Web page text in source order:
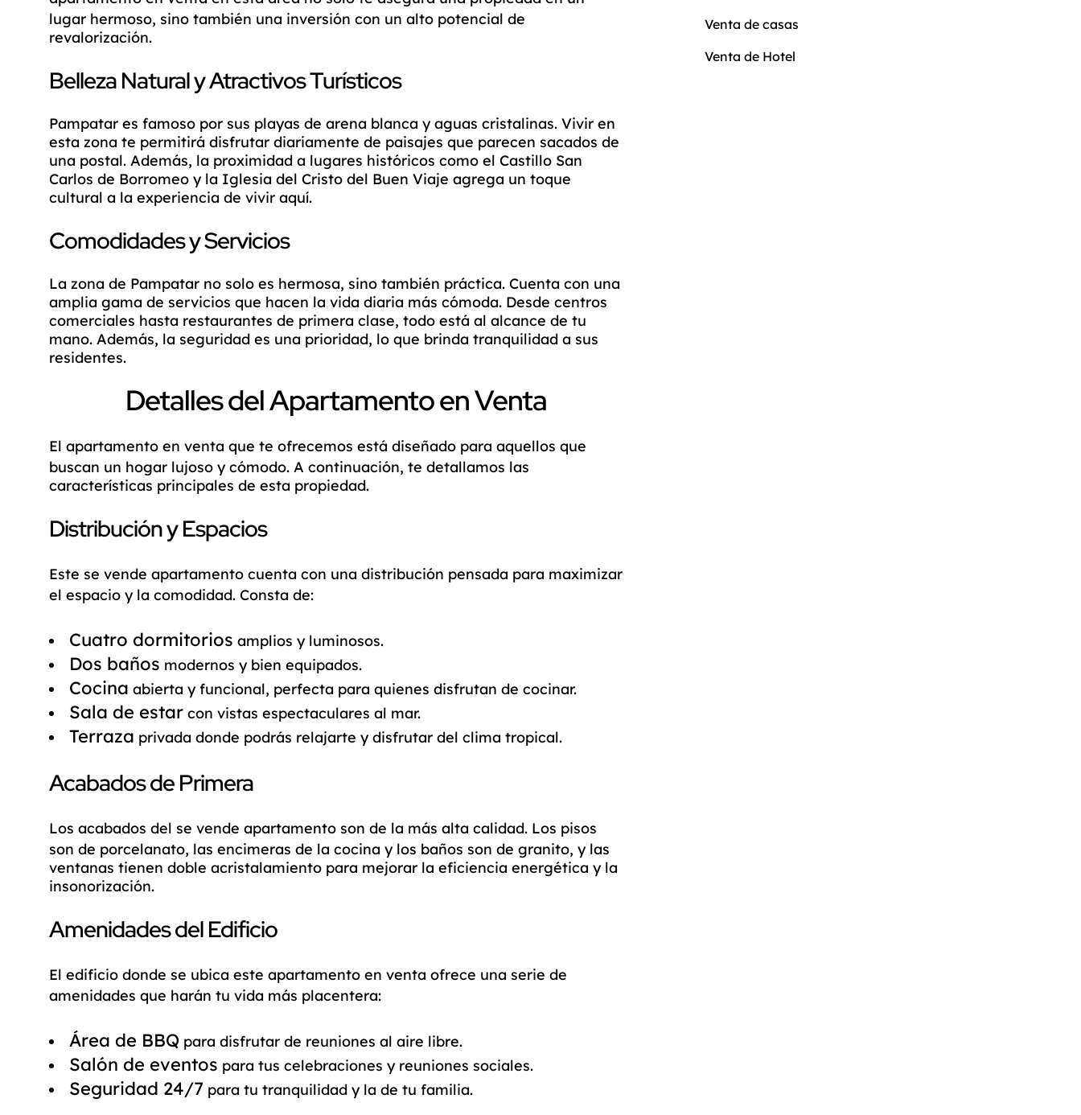
lugar hermoso, sino también una inversión con un alto potencial de
revalorización.
Belleza Natural y Atractivos Turísticos
Pampatar es famoso por sus playas de arena blanca y aguas cristalinas. Vivir en
esta zona te permitirá disfrutar diariamente de paisajes que parecen sacados de
una postal. Además, la proximidad a lugares históricos como el Castillo San
Carlos de Borromeo y la Iglesia del Cristo del Buen Viaje agrega un toque
cultural a la experiencia de vivir aquí.
Comodidades y Servicios
La zona de Pampatar no solo es hermosa, sino también práctica. Cuenta con una
amplia gama de servicios que hacen la vida diaria más cómoda. Desde centros
comerciales hasta restaurantes de primera clase, todo está al alcance de tu
mano. Además, la seguridad es una prioridad, lo que brinda tranquilidad a sus
residentes.
Detalles del Apartamento en Venta
El apartamento en venta que te ofrecemos está diseñado para aquellos que
buscan un hogar lujoso y cómodo. A continuación, te detallamos las
características principales de esta propiedad.
Distribución y Espacios
Este se vende apartamento cuenta con una distribución pensada para maximizar
el espacio y la comodidad. Consta de:
Cuatro dormitorios amplios y luminosos.
Dos baños modernos y bien equipados.
Cocina abierta y funcional, perfecta para quienes disfrutan de cocinar.
Sala de estar con vistas espectaculares al mar.
Terraza privada donde podrás relajarte y disfrutar del clima tropical.
Acabados de Primera
Los acabados del se vende apartamento son de la más alta calidad. Los pisos
son de porcelanato, las encimeras de la cocina y los baños son de granito, y las
ventanas tienen doble acristalamiento para mejorar la eficiencia energética y la
insonorización.
Amenidades del Edificio
El edificio donde se ubica este apartamento en venta ofrece una serie de
amenidades que harán tu vida más placentera:
Área de BBQ para disfrutar de reuniones al aire libre.
Salón de eventos para tus celebraciones y reuniones sociales.
Seguridad 24/7 para tu tranquilidad y la de tu familia.
Venta de casas
Venta de Hotel